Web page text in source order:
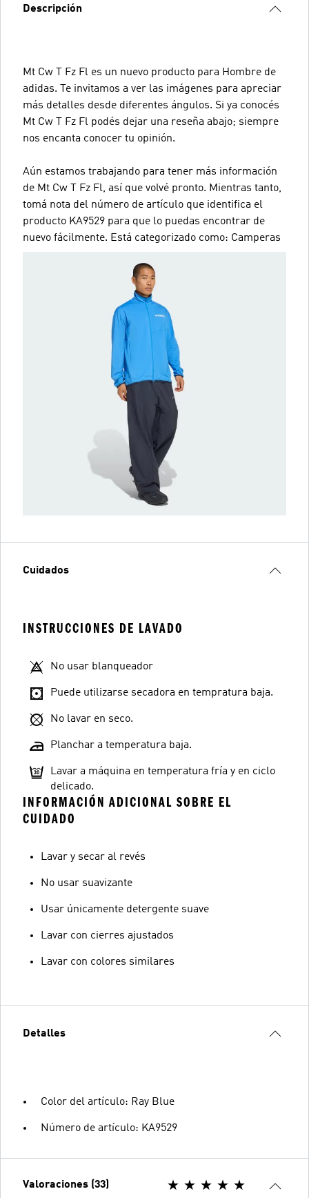
Descripción
Mt Cw T Fz Fl es un nuevo producto para Hombre de
adidas. Te invitamos a ver las imágenes para apreciar
más detalles desde diferentes ángulos. Si ya conocés
Mt Cw T Fz Fl podés dejar una reseña abajo; siempre
nos encanta conocer tu opinión.
Aún estamos trabajando para tener más información
de Mt Cw T Fz Fl, así que volvé pronto. Mientras tanto,
tomá nota del número de artículo que identifica el
producto KA9529 para que lo puedas encontrar de
nuevo fácilmente. Está categorizado como: Camperas
Cuidados
INSTRUCCIONES DE LAVADO
No usar blanqueador
Puede utilizarse secadora en tempratura baja.
No lavar en seco.
Planchar a temperatura baja.
Lavar a máquina en temperatura fría y en ciclo
delicado.
INFORMACIÓN ADICIONAL SOBRE EL
CUIDADO
Lavar y secar al revés
No usar suavizante
Usar únicamente detergente suave
Lavar con cierres ajustados
Lavar con colores similares
Detalles
Color del artículo: Ray Blue
Número de artículo: KA9529
Valoraciones (33)